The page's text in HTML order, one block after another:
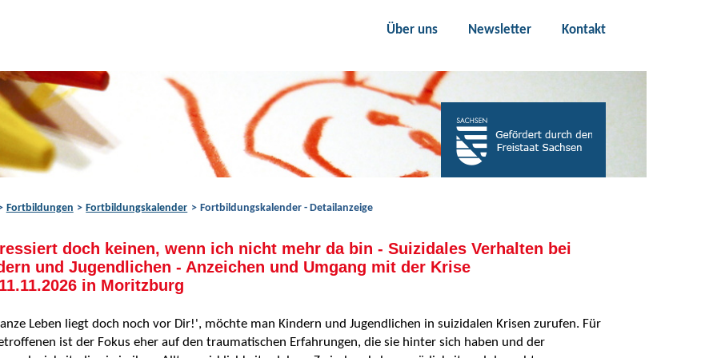
Über uns
Newsletter Kontakt
Fortbildungen Fortbildungskalender Fortbildungskalender - Detailanzeige
doch keinen, wenn ich nicht mehr da bin - Suizidales Verhalten bei
und Jugendlichen - Anzeichen und Umgang mit der Krise
in Moritzburg
Leben liegt doch noch vor Dir!', möchte man Kindern und Jugendlichen in suizidalen Krisen zurufen. Für
ist der Fokus eher auf den traumatischen Erfahrungen, die sie hinter sich haben und der